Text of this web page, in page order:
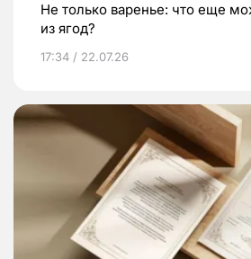
Не только варенье: что еще
из ягод?
17:34 / 22.07.26